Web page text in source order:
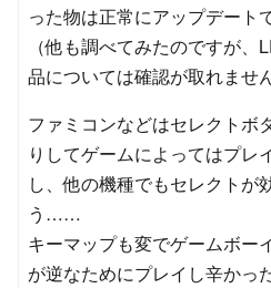
った物は正常にアップデート
（他も調べてみたのですが、
品については確認が取れませ
ファミコンなどはセレクトボ
りしてゲームによってはプレ
し、他の機種でもセレクトが
う……
キーマップも変でゲームボー
が逆なためにプレイし辛かっ